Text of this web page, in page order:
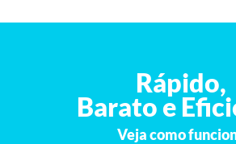
Rápido,
Barato e
Veja como